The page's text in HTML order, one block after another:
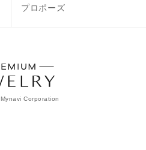
プロポーズ
Mynavi Corporation